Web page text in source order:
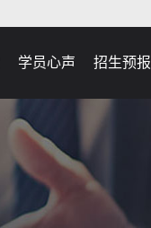
学员心声 招生预报